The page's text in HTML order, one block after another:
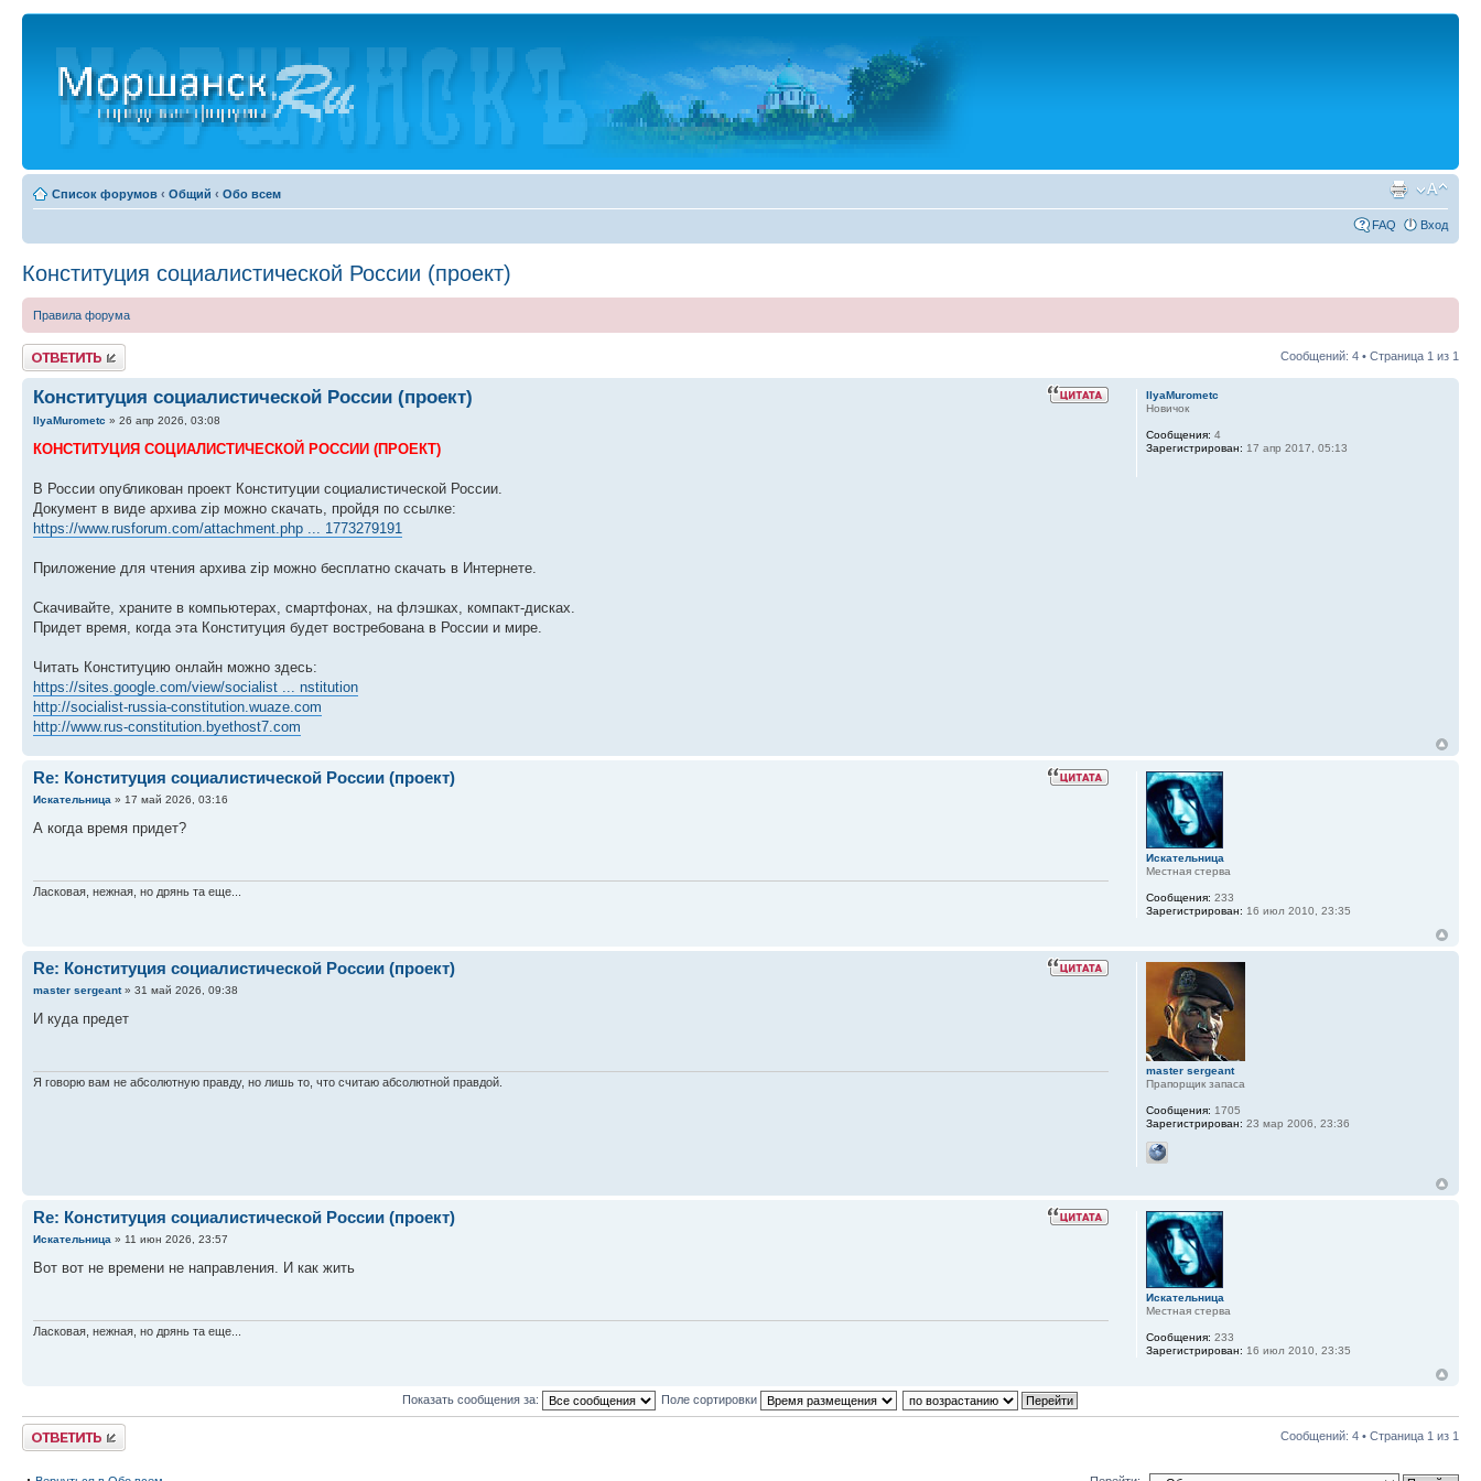
Список форумов ‹ Общий ‹ Обо всем
FAQ Вход
Конституция социалистической России (проект)
Правила форума
Ответить Сообщений: 4 • Страница 1 из 1
Конституция социалистической России (проект)
IlyaMurometc » 26 апр 2026, 03:08
КОНСТИТУЦИЯ СОЦИАЛИСТИЧЕСКОЙ РОССИИ (ПРОЕКТ)
В России опубликован проект Конституции социалистической России.
Документ в виде архива zip можно скачать, пройдя по ссылке:
https://www.rusforum.com/attachment.php ... 1773279191
Приложение для чтения архива zip можно бесплатно скачать в Интернете.
Скачивайте, храните в компьютерах, смартфонах, на флэшках, компакт-дисках.
Придет время, когда эта Конституция будет востребована в России и мире.
Читать Конституцию онлайн можно здесь:
https://sites.google.com/view/socialist ... nstitution
http://socialist-russia-constitution.wuaze.com
http://www.rus-constitution.byethost7.com
IlyaMurometc
Новичок
Сообщения: 4
Зарегистрирован: 17 апр 2017, 05:13
Re: Конституция социалистической России (проект)
Искательница » 17 май 2026, 03:16
А когда время придет?
Ласковая, нежная, но дрянь та еще...
Искательница
Местная стерва
Сообщения: 233
Зарегистрирован: 16 июл 2010, 23:35
Re: Конституция социалистической России (проект)
master sergeant» 31 май 2026, 09:38
И куда предет
Я говорю вам не абсолютную правду, но лишь то, что считаю абсолютной правдой.
master sergeant
Прапорщик запаса
Сообщения: 1705
Зарегистрирован: 23 мар 2006, 23:36
Re: Конституция социалистической России (проект)
Искательница » 11 июн 2026, 23:57
Вот вот не времени не направления. И как жить
Ласковая, нежная, но дрянь та еще...
Искательница
Местная стерва
Сообщения: 233
Зарегистрирован: 16 июл 2010, 23:35
Показать сообщения за: Поле сортировки
Ответить Сообщений: 4 • Страница 1 из 1